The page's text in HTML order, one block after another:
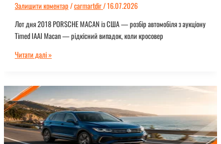
Залишити коментар/carmartdir/16.07.2026
Лот дня 2018 PORSCHE MACAN із США — розбір автомобіля з аукціону
Timed IAAI Macan — рідкісний випадок, коли кросовер
Огляд
2018
з
США
Читати далі »